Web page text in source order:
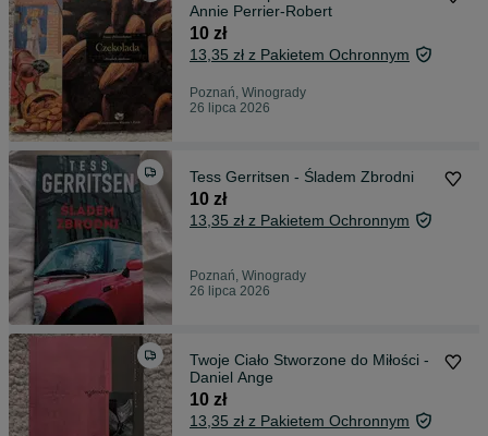
Annie Perrier-Robert
10 zł
13,35 zł z Pakietem Ochronnym
Poznań, Winogrady
26 lipca 2026
Tess Gerritsen - Śladem Zbrodni
10 zł
13,35 zł z Pakietem Ochronnym
Poznań, Winogrady
26 lipca 2026
Twoje Ciało Stworzone do Miłości -
Daniel Ange
10 zł
13,35 zł z Pakietem Ochronnym